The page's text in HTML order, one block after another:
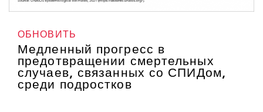
ОБНОВИТЬ
Медленный прогресс в
предотвращении смертельных
случаев, связанных со СПИДом,
среди подростков